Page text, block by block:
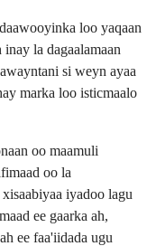
loo yaqaan
la dagaalamaan
si weyn ayaa
marka loo isticmaalo
oo maamuli
oo la
iyadoo lagu
ee gaarka ah,
ee faa'iidada ugu